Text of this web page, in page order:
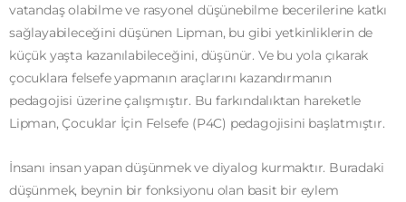
vatandaş olabilme ve rasyonel düşünebilme becerilerine katkı
sağlayabileceğini düşünen Lipman, bu gibi yetkinliklerin de
küçük yaşta kazanılabileceğini, düşünür. Ve bu yola çıkarak
çocuklara felsefe yapmanın araçlarını kazandırmanın
pedagojisi üzerine çalışmıştır. Bu farkındalıktan hareketle
Lipman, Çocuklar İçin Felsefe (P4C) pedagojisini başlatmıştır.
İnsanı insan yapan düşünmek ve diyalog kurmaktır. Buradaki
düşünmek, beynin bir fonksiyonu olan basit bir eylem